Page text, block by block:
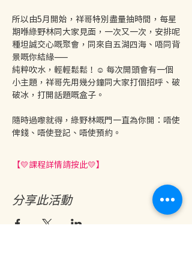
所以由5月開始，祥哥特別盡量抽時間，每星
期喺綠野林同大家見面，一次又一次，安排呢
種坦誠交心嘅聚會，同來自五湖四海、唔同背
景嘅你結緣——
純粹吹水，輕輕鬆鬆！☺️ 每次開頭會有一個
小主題，祥哥先用幾分鐘同大家打個招呼、破
破冰，打開話題嘅盒子。
隨時過嚟就得，綠野林嘅門一直為你開：唔使
俾錢、唔使登記、唔使預約。
【💛課程詳情請按此💛】
分享此活動